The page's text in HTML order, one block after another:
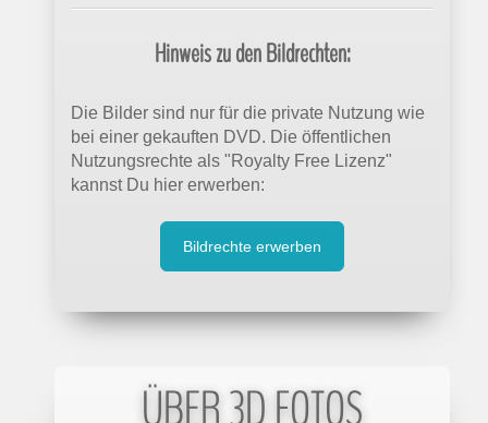
Hinweis zu den Bildrechten:
Die Bilder sind nur für die private Nutzung wie
bei einer gekauften DVD. Die öffentlichen
Nutzungsrechte als "Royalty Free Lizenz"
kannst Du hier erwerben:
Bildrechte erwerben